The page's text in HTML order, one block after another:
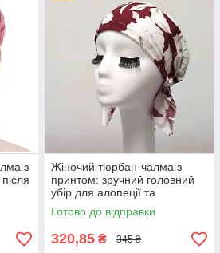
з
Жіночий тюрбан-чалма з
принтом: зручний головний
убір для алопеції та
відновлення після
хімієтерапії
Готово до відправки
320,85 ₴ 345 ₴